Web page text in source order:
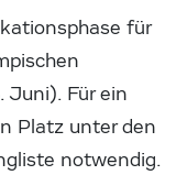
für
Juni). Für ein
Platz unter den
notwendig.